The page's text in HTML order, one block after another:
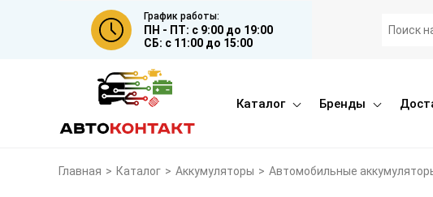
График работы:
ПН - ПТ: с 9:00 до 19:00
СБ: с 11:00 до 15:00
Каталог Бренды
Главная > Каталог > Аккумуляторы > Автомобильные